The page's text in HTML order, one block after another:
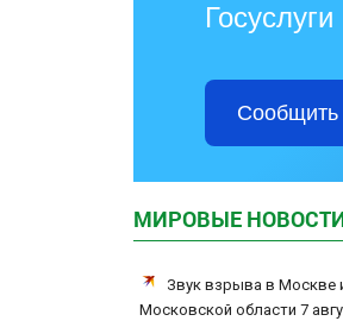
Госуслуги
Сообщить
МИРОВЫЕ
Звук взрыва в Москве
Московской области 7